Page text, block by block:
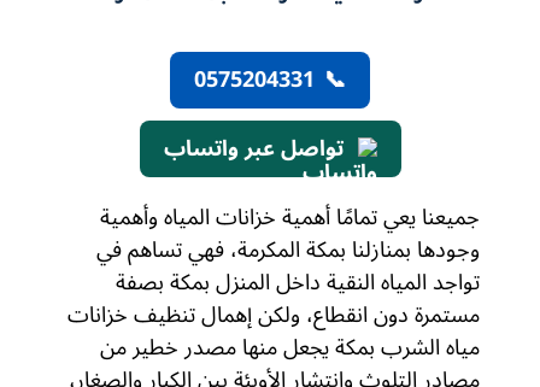
📞
0575204331
تواصل عبر واتساب
جميعنا يعي تمامًا أهمية خزانات المياه وأهمية
وجودها بمنازلنا بمكة المكرمة، فهي تساهم في
تواجد المياه النقية داخل المنزل بمكة بصفة
مستمرة دون انقطاع، ولكن إهمال تنظيف خزانات
مياه الشرب بمكة يجعل منها مصدر خطير من